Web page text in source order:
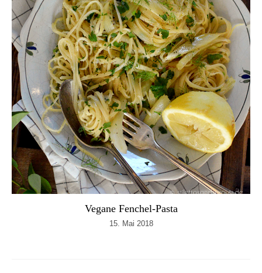
Vegane Fenchel-Pasta
15. Mai 2018